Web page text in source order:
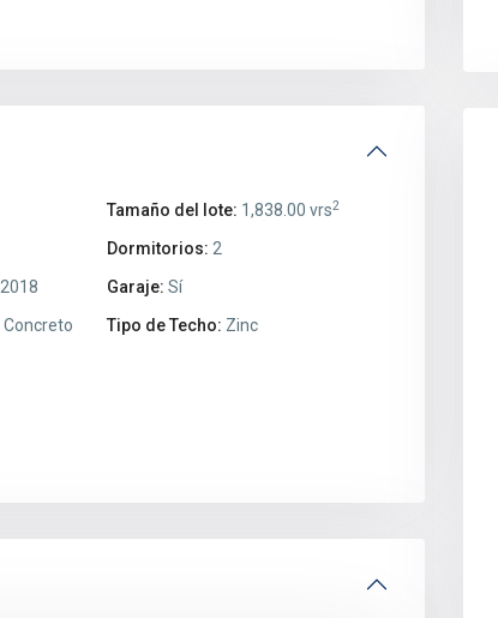
Tamaño del lote: 1,838.00 vrs2
Dormitorios: 2
2018 Garaje: Sí
Concreto Tipo de Techo: Zinc